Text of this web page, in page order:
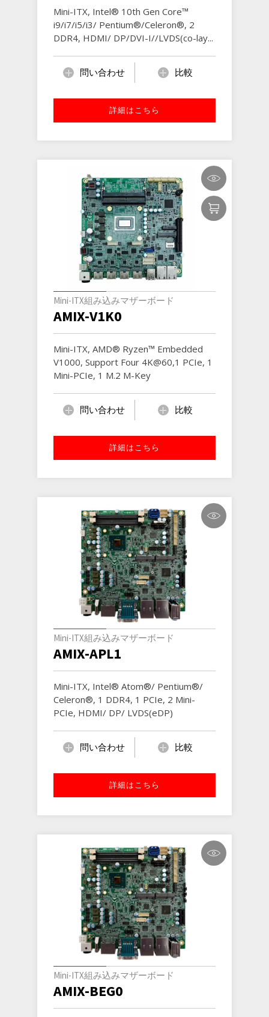
Mini-ITX, Intel® 10th Gen Core™
i9/i7/i5/i3/ Pentium®/Celeron®, 2
DDR4, HDMI/ DP/DVI-I//LVDS(co-lay...
問い合わせ 比較
詳細はこちら
Mini-ITX組み込みマザーボード
AMIX-V1K0
Mini-ITX, AMD® Ryzen™ Embedded
V1000, Support Four 4K@60,1 PCIe, 1
Mini-PCIe, 1 M.2 M-Key
問い合わせ 比較
詳細はこちら
Mini-ITX組み込みマザーボード
AMIX-APL1
Mini-ITX, Intel® Atom®/ Pentium®/
Celeron®, 1 DDR4, 1 PCIe, 2 Mini-
PCIe, HDMI/ DP/ LVDS(eDP)
問い合わせ 比較
詳細はこちら
Mini-ITX組み込みマザーボード
AMIX-BEG0